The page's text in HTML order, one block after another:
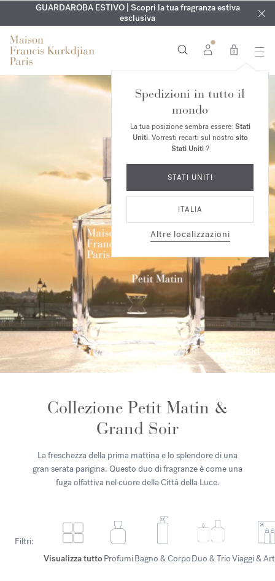
ESCLUSIVO | Scopri la nuova fragranza OUDvelvet moodnel
tuo ordine*
INCISIONE GRATUITA | Su tutte le fragranze e gli oli per il
corpo fino al 9 agosto
GUARDAROBA ESTIVO | Scopri la tua fragranza estiva
esclusiva
0
Spedizioni in tutto il
mondo
La tua posizione sembra essere: Stati
Uniti. Vorresti recarti sul nostro sito
Stati Uniti?
STATI UNITI
ITALIA
Altre localizzazioni
SCOPRI
Collezione Petit Matin &
Grand Soir
La freschezza della prima mattina e lo splendore di una
gran serata parigina. Questo duo di fragranze è come una
fuga olfattiva nel cuore della Città della Luce.
Filtri:
Visualizza tuttoProfumiBagno & CorpoDuo & TrioViaggi &